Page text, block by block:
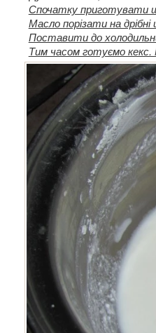
Спочатку приготувати
Масло порізати на
Поставити до
Тим часом готуємо